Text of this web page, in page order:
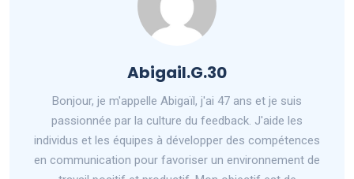
Abigail.G.30
Bonjour, je m'appelle Abigaïl, j'ai 47 ans et je suis
passionnée par la culture du feedback. J'aide les
individus et les équipes à développer des compétences
en communication pour favoriser un environnement de